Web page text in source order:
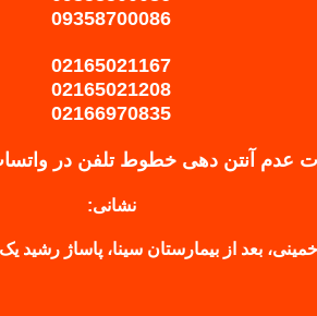
09358700086
02165021167
02165021208
02166970835
عدم آنتن دهی خطوط تلفن در
نشانی:
بعد از بیمارستان سینا، پاساژ رشید